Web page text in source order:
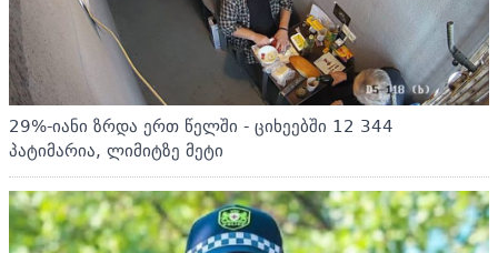
29%-იანი ზრდა ერთ წელში - ციხეებში 12 344
პატიმარია, ლიმიტზე მეტი